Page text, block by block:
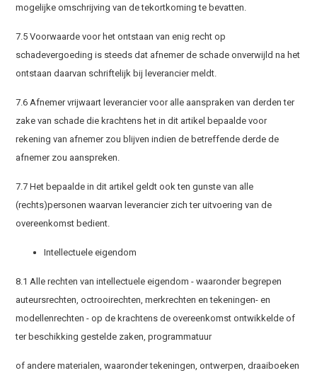
mogelijke omschrijving van de tekortkoming te bevatten.
7.5 Voorwaarde voor het ontstaan van enig recht op
schadevergoeding is steeds dat afnemer de schade onverwijld na het
ontstaan daarvan schriftelijk bij leverancier meldt.
7.6 Afnemer vrijwaart leverancier voor alle aanspraken van derden ter
zake van schade die krachtens het in dit artikel bepaalde voor
rekening van afnemer zou blijven indien de betreffende derde de
afnemer zou aanspreken.
7.7 Het bepaalde in dit artikel geldt ook ten gunste van alle
(rechts)personen waarvan leverancier zich ter uitvoering van de
overeenkomst bedient.
Intellectuele eigendom
8.1 Alle rechten van intellectuele eigendom - waaronder begrepen
auteursrechten, octrooirechten, merkrechten en tekeningen- en
modellenrechten - op de krachtens de overeenkomst ontwikkelde of
ter beschikking gestelde zaken, programmatuur
of andere materialen, waaronder tekeningen, ontwerpen, draaiboeken